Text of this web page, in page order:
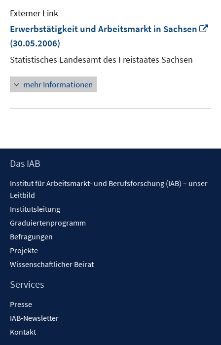
Externer Link
Erwerbstätigkeit und Arbeitsmarkt in Sachsen
(30.05.2006)
Statistisches Landesamt des Freistaates Sachsen
mehr Informationen
Footer
Das IAB
Institut für Arbeitsmarkt- und Berufsforschung (IAB) – unser
Leitbild
Institutsleitung
Graduiertenprogramm
Befragungen
Projekte
Wissenschaftlicher Beirat
Services
Presse
IAB-Newsletter
Kontakt